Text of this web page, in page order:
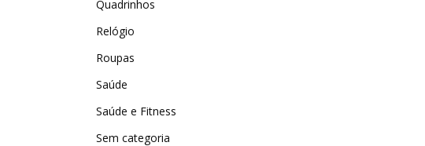
Quadrinhos
Relógio
Roupas
Saúde
Saúde e Fitness
Sem categoria